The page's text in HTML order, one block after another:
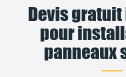
Devis
pour
panneaux